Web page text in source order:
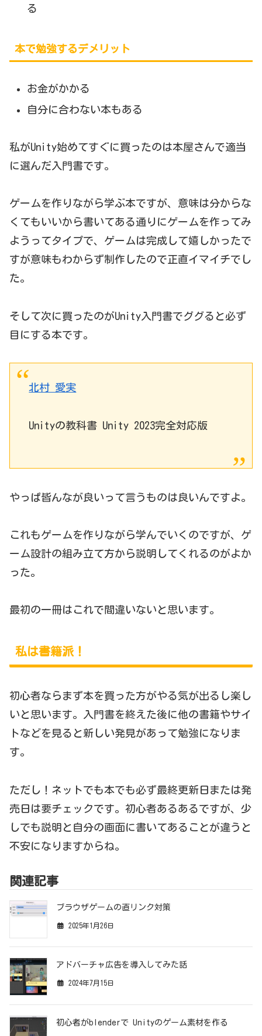
る
本で勉強するデメリット
お金がかかる
自分に合わない本もある
私がUnity始めてすぐに買ったのは本屋さんで適当
に選んだ入門書です。
ゲームを作りながら学ぶ本ですが、意味は分からな
くてもいいから書いてある通りにゲームを作ってみ
ようってタイプで、ゲームは完成して嬉しかったで
すが意味もわからず制作したので正直イマイチでし
た。
そして次に買ったのがUnity入門書でググると必ず
目にする本です。
北村 愛実
Unityの教科書 Unity 2023完全対応版
やっぱ皆んなが良いって言うものは良いんですよ。
これもゲームを作りながら学んでいくのですが、ゲ
ーム設計の組み立て方から説明してくれるのがよか
った。
最初の一冊はこれで間違いないと思います。
私は書籍派！
初心者ならまず本を買った方がやる気が出るし楽し
いと思います。入門書を終えた後に他の書籍やサイ
トなどを見ると新しい発見があって勉強になりま
す。
ただし！ネットでも本でも必ず最終更新日または発
売日は要チェックです。初心者あるあるですが、少
しでも説明と自分の画面に書いてあることが違うと
不安になりますからね。
関連記事
ブラウザゲームの直リンク対策
2025年1月26日
アドバーチャ広告を導入してみた話
2024年7月15日
初心者がblenderで Unityのゲーム素材を作る